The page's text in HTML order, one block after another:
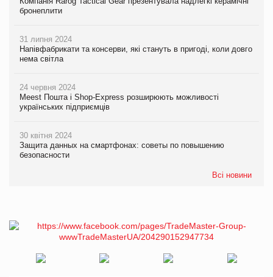
бронеплити
31 липня 2024
Напівфабрикати та консерви, які стануть в пригоді, коли довго
нема світла
24 червня 2024
Meest Пошта і Shop-Express розширюють можливості
українських підприємців
30 квітня 2024
Защита данных на смартфонах: советы по повышению
безопасности
Всі новини